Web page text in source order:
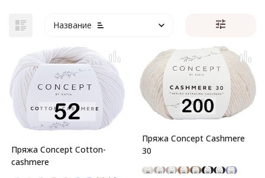
Название
Пряжа Concept Cotton-
cashmere
Пряжа Concept Cashmere
30